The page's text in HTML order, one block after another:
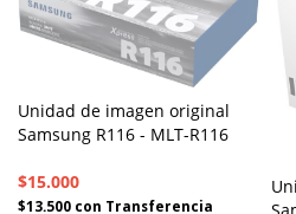
Unidad de imagen original
Samsung R116 - MLT-R116
$15.000
$13.500 con Transferencia